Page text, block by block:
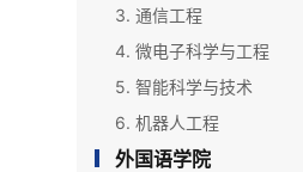
3. 通信工程
4. 微电子科学与工程
5. 智能科学与技术
6. 机器人工程
外国语学院